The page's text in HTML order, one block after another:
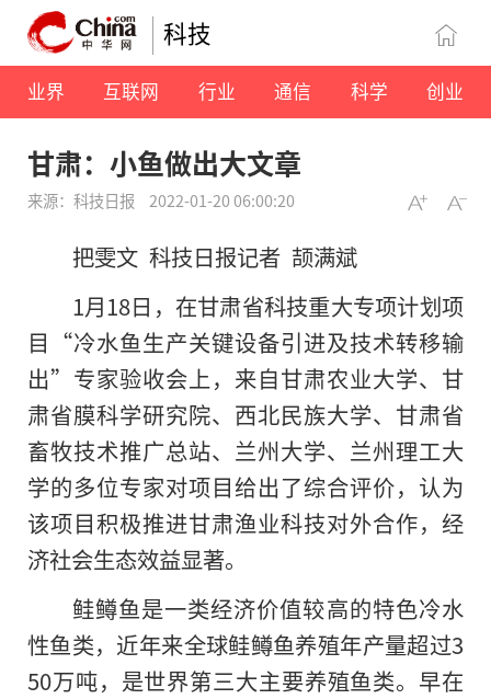
科技
业界 互联网 行业 通信 科学 创业
甘肃：小鱼做出大文章
来源：科技日报 2022-01-20 06:00:20
把雯文 科技日报记者 颉满斌
1月18日，在甘肃省科技重大专项计划项
目“冷水鱼生产关键设备引进及技术转移输
出”专家验收会上，来自甘肃农业大学、甘
肃省膜科学研究院、西北民族大学、甘肃省
畜牧技术推广总站、兰州大学、兰州理工大
学的多位专家对项目给出了综合评价，认为
该项目积极推进甘肃渔业科技对外合作，经
济社会生态效益显著。
鲑鳟鱼是一类经济价值较高的特色冷水
性鱼类，近年来全球鲑鳟鱼养殖年产量超过3
50万吨，是世界第三大主要养殖鱼类。早在